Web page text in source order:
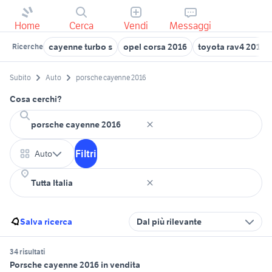
Home Cerca Vendi Messaggi
Ricerche cayenne turbo s opel corsa 2016 toyota rav4 2016
Subito Auto porsche cayenne 2016
Cosa cerchi?
Auto Filtri
Salva ricerca Dal più rilevante
34 risultati
Porsche cayenne 2016 in vendita